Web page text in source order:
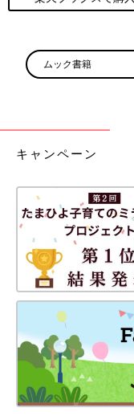
ムック書籍
キャンペーン